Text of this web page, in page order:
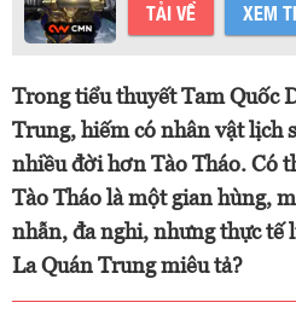
TẢI VỀ XEM
Trong tiểu thuyết Tam Quốc
Trung, hiếm có nhân vật lịch
nhiều đời hơn Tào Tháo. Có
Tào Tháo là một gian hùng,
nhẫn, đa nghi, nhưng thực tế
La Quán Trung miêu tả?